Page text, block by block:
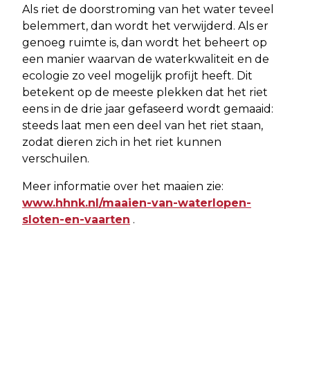
Als riet de doorstroming van het water teveel
belemmert, dan wordt het verwijderd. Als er
genoeg ruimte is, dan wordt het beheert op
een manier waarvan de waterkwaliteit en de
ecologie zo veel mogelijk profijt heeft. Dit
betekent op de meeste plekken dat het riet
eens in de drie jaar gefaseerd wordt gemaaid:
steeds laat men een deel van het riet staan,
zodat dieren zich in het riet kunnen
verschuilen.
Meer informatie over het maaien zie:
www.hhnk.nl/maaien-van-waterlopen-
sloten-en-vaarten .